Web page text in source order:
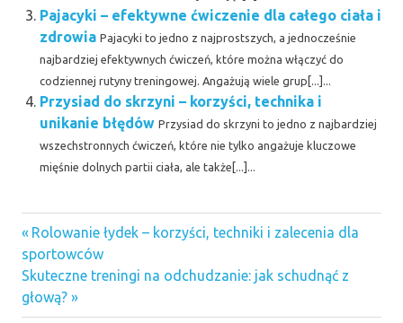
Pajacyki – efektywne ćwiczenie dla całego ciała i
zdrowia Pajacyki to jedno z najprostszych, a jednocześnie
najbardziej efektywnych ćwiczeń, które można włączyć do
codziennej rutyny treningowej. Angażują wiele grup[...]...
Przysiad do skrzyni – korzyści, technika i
unikanie błędów Przysiad do skrzyni to jedno z najbardziej
wszechstronnych ćwiczeń, które nie tylko angażuje kluczowe
mięśnie dolnych partii ciała, ale także[...]...
Nawigacja
wpisu
Previous
Post:
Rolowanie łydek – korzyści, techniki i zalecenia dla
sportowców
Next
Post:
Skuteczne treningi na odchudzanie: jak schudnąć z
głową?